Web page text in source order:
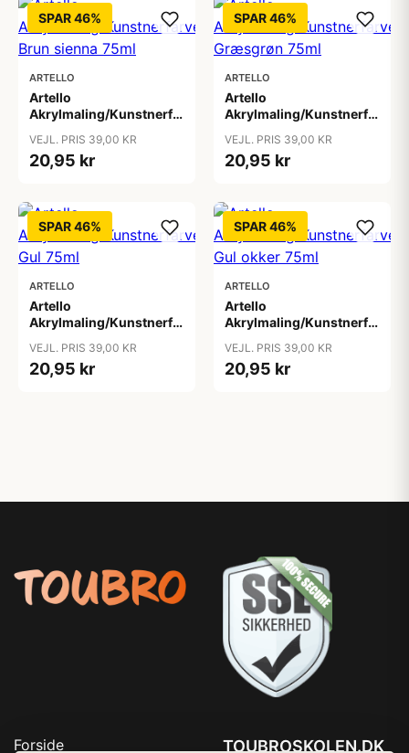
SPAR 46%
ARTELLO
Artello
Akrylmaling/Kunstnerfarve
VEJL. PRIS 39,00 KR
20,95 kr
SPAR 46%
ARTELLO
Artello
Akrylmaling/Kunstnerfarve
VEJL. PRIS 39,00 KR
20,95 kr
SPAR 46%
ARTELLO
Artello
Akrylmaling/Kunstnerfarve
VEJL. PRIS 39,00 KR
20,95 kr
SPAR 46%
ARTELLO
Artello
Akrylmaling/Kunstnerfarve
VEJL. PRIS 39,00 KR
20,95 kr
Forside TOUBROSKOLEN.DK